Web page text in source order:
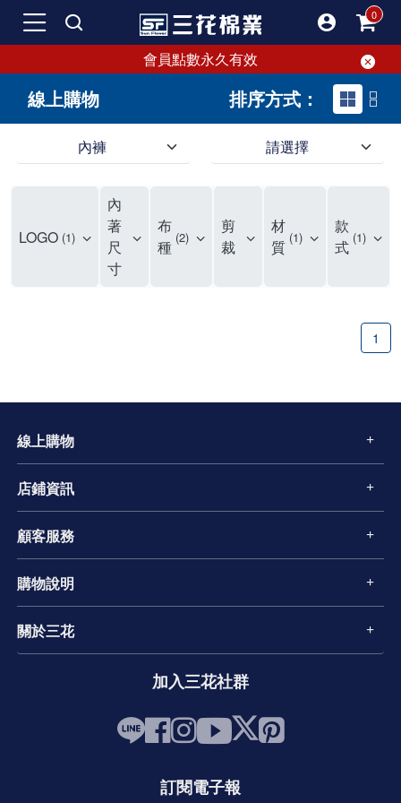
會員點數永久有效
線上購物 排序方式：
內褲 請選擇
LOGO 1
內
著
尺
寸
布
種 2
剪
裁
材
質 1
款
式 1
1
線上購物
店鋪資訊
顧客服務
購物說明
關於三花
加入三花社群
訂閱電子報